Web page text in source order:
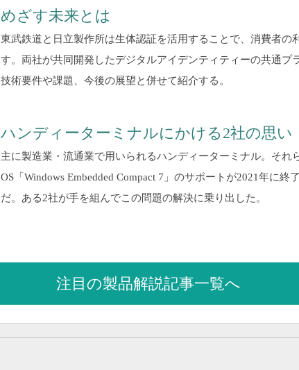
めざす未来とは
東武鉄道と日立製作所は生体認証を活用することで、消費者の
す。両社が共同開発したデジタルアイデンティティーの共通プ
技術要件や課題、今後の展望と併せて紹介する。
ハンディーターミナルにかける2社の思い
主に製造業・流通業で用いられるハンディーターミナル。それ
OS「Windows Embedded Compact 7」のサポートが2021年に
だ。ある2社が手を組んでこの問題の解決に乗り出した。
注目の製品解説記事一覧へ